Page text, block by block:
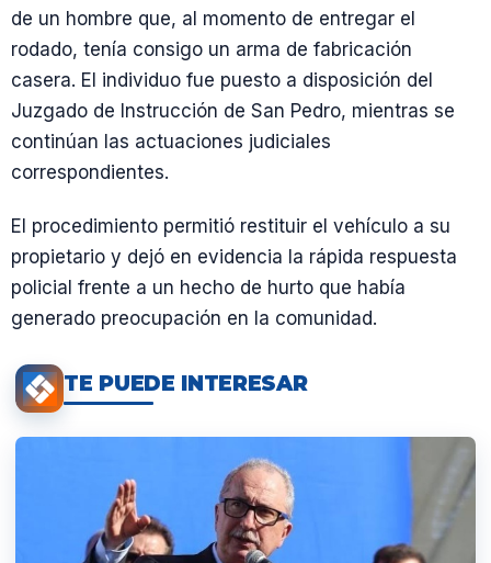
de un hombre que, al momento de entregar el
rodado, tenía consigo un arma de fabricación
casera. El individuo fue puesto a disposición del
Juzgado de Instrucción de San Pedro, mientras se
continúan las actuaciones judiciales
correspondientes.
El procedimiento permitió restituir el vehículo a su
propietario y dejó en evidencia la rápida respuesta
policial frente a un hecho de hurto que había
generado preocupación en la comunidad.
TE PUEDE INTERESAR